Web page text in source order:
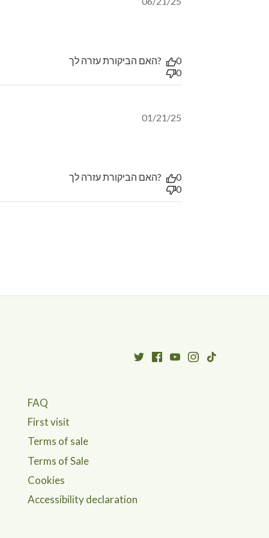
האם הביקורת עזרה לך?
0
0
01/21/25
האם הביקורת עזרה לך?
0
0
FAQ
First visit
Terms of sale
Terms of Sale
Cookies
Accessibility declaration